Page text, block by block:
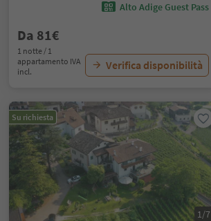
Alto Adige Guest Pass
Da 81€
1 notte / 1
appartamento IVA
incl.
Verifica disponibilità
Su richiesta
1/7